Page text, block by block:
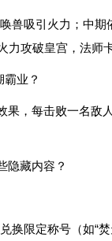
兽吸引火力；中期
力攻破皇宫，法师
果，每击败一名敌
隐藏内容？
换限定称号（如“